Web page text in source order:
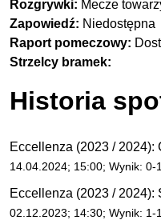
Rozgrywki: Mecze
Zapowiedź: Niedostępna
Raport pomeczowy:
Strzelcy bramek:
Historia
Eccellenza (2023 / 2024):
14.04.2024; 15:00; Wynik: 0-1
Eccellenza (2023 /
02.12.2023; 14:30; Wynik: 1-1